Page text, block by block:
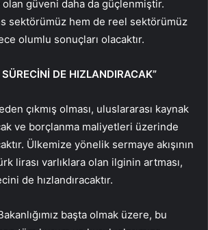
güveni daha da güçlenmiştir.
sektörümüz hem de reel sektörümüz
olumlu sonuçları olacaktır.
DE HIZLANDIRACAK”
çıkmış olması, uluslararası kaynak
ve borçlanma maliyetleri üzerinde
Ülkemize yönelik sermaye akışının
lirası varlıklara olan ilginin artması,
de hızlandıracaktır.
başta olmak üzere, bu